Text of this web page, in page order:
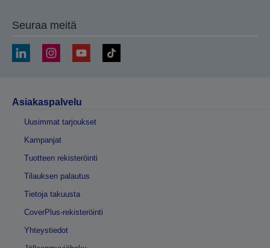
Seuraa meitä
Asiakaspalvelu
Uusimmat tarjoukset
Kampanjat
Tuotteen rekisteröinti
Tilauksen palautus
Tietoja takuusta
CoverPlus-rekisteröinti
Yhteystiedot